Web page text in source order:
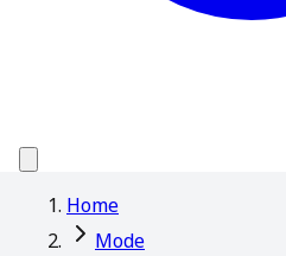
Home
Mode